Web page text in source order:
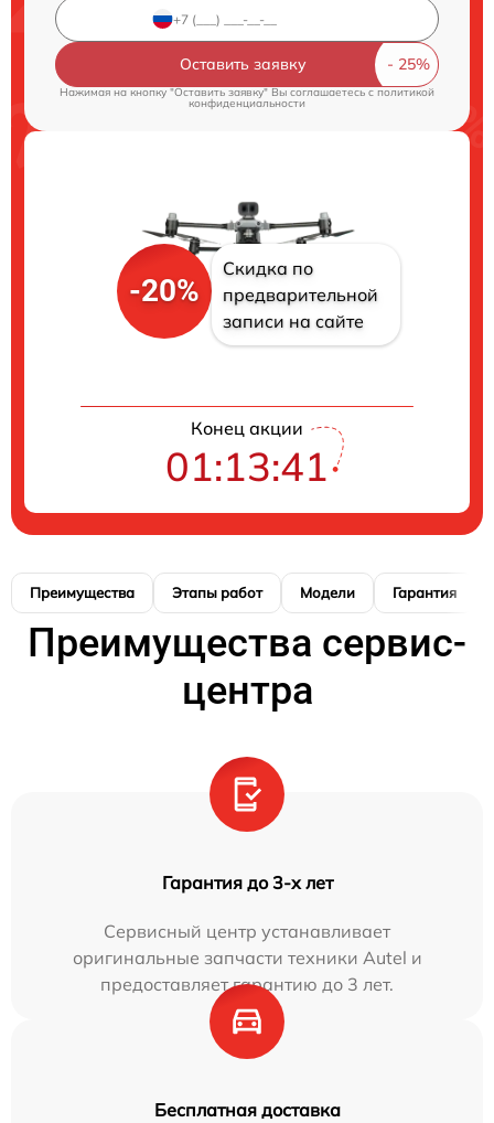
Оставить заявку
Нажимая на кнопку "Оставить заявку" Вы соглашаетесь c политикой
конфиденциальности
-20%
Скидка по
предварительной
записи на сайте
Конец акции
01:13:41
Преимущества Этапы работ Модели Гарантия
Преимущества сервис-
центра
Гарантия до 3-х лет
Сервисный центр устанавливает
оригинальные запчасти техники Autel и
предоставляет гарантию до 3 лет.
Бесплатная доставка